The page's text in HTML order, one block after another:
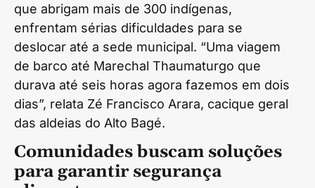
que abrigam mais de 300 indígenas,
enfrentam sérias dificuldades para se
deslocar até a sede municipal. “Uma viagem
de barco até Marechal Thaumaturgo que
durava até seis horas agora fazemos em dois
dias”, relata Zé Francisco Arara, cacique geral
das aldeias do Alto Bagé.
Comunidades buscam soluções
para garantir segurança